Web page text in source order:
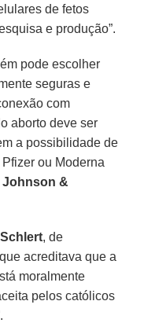
de fetos
e produção”.
pode escolher
seguras e
com
aborto deve ser
a possibilidade de
ou Moderna
Johnson &
, de
acreditava que a
moralmente
pelos católicos